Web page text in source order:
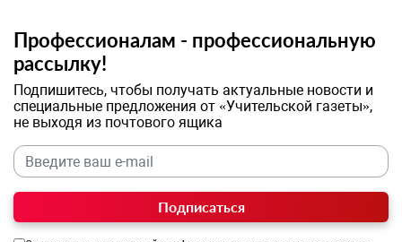
Профессионалам - профессиональную
рассылку!
Подпишитесь, чтобы получать актуальные новости и
специальные предложения от «Учительской газеты»,
не выходя из почтового ящика
Подписаться